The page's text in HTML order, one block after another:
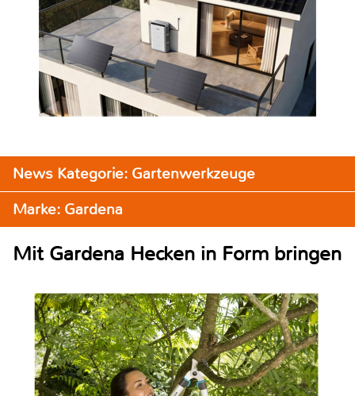
News Kategorie: Gartenwerkzeuge
Marke: Gardena
Mit Gardena Hecken in Form bringen